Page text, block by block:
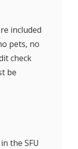
included
pets, no
check
be
the SFU